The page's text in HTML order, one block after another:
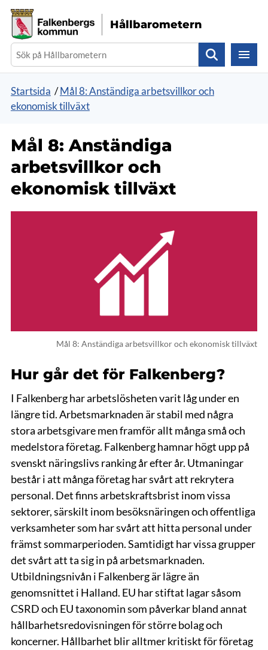
Gå direkt till sidans innehåll
Hållbarometern
Sök
Startsida /Mål 8: Anständiga arbetsvillkor och
ekonomisk tillväxt
Mål 8: Anständiga
arbetsvillkor och
ekonomisk tillväxt
Mål 8: Anständiga arbetsvillkor och ekonomisk tillväxt
Hur går det för Falkenberg?
I Falkenberg har arbetslösheten varit låg under en
längre tid. Arbetsmarknaden är stabil med några
stora arbetsgivare men framför allt många små och
medelstora företag. Falkenberg hamnar högt upp på
svenskt näringslivs ranking år efter år. Utmaningar
består i att många företag har svårt att rekrytera
personal. Det finns arbetskraftsbrist inom vissa
sektorer, särskilt inom besöksnäringen och offentliga
verksamheter som har svårt att hitta personal under
främst sommarperioden. Samtidigt har vissa grupper
det svårt att ta sig in på arbetsmarknaden.
Utbildningsnivån i Falkenberg är lägre än
genomsnittet i Halland. EU har stiftat lagar såsom
CSRD och EU taxonomin som påverkar bland annat
hållbarhetsredovisningen för större bolag och
koncerner. Hållbarhet blir alltmer kritiskt för företag